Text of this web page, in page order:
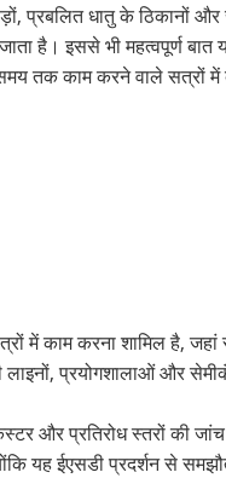
प्रबलित धातु के ठिकानों
है। इससे भी महत्वपूर्ण
तक काम करने वाले सत्रों
में काम करना शामिल है,
प्रयोगशालाओं और
और प्रतिरोध स्तरों की
यह ईएसडी प्रदर्शन से